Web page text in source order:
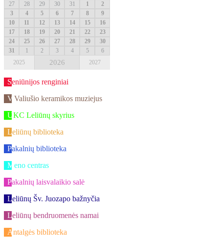
27
28 29 30 31 1
2
3
4 5 6 7 8
9
10
11 12 13 14 15
16
17
18 19 20 21 22
23
24
25 26 27 28 29
30
31
1 2 3 4 5
6
2025
2026 2027
Seniūnijos renginiai
V.Valiušio keramikos muziejus
UKC Leliūnų skyrius
Leliūnų biblioteka
Pakalnių biblioteka
Meno centras
Pakalnių laisvalaikio salė
Leliūnų Šv. Juozapo bažnyčia
Leliūnų bendruomenės namai
Antalgės biblioteka